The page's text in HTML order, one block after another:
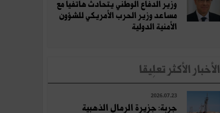
وزير الدفاع الوطني يتحادث هاتفيا مع
مساعد وزير الحرب الأمريكي للشؤون
الأمنية الدولية
الأخبار الأكثر تعلِيقا
2026.07.23
جربة: جزيرة الرمال الذهبية